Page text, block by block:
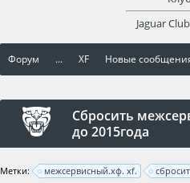
Форум ... XF Новые
Сбросить
до 2015года
Метки: межсервисный.хф. xf.
Jaguar